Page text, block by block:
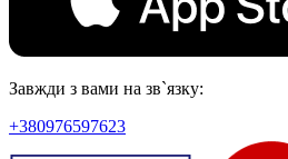
Завжди з вами на зв`язку:
+380976597623